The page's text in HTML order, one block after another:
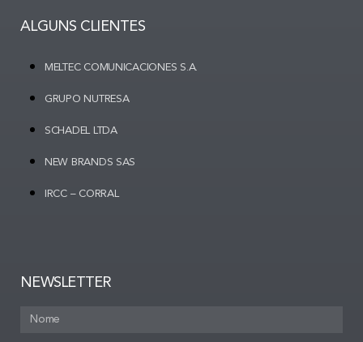
ALGUNS CLIENTES
MELTEC COMUNICACIONES S.A.
GRUPO NUTRESA
SCHADEL LTDA
NEW BRANDS SAS
IRCC – CORRAL
NEWSLETTER